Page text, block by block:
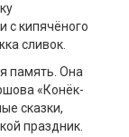
с кипячёного
сливок.
память. Она
«Конёк-
сказки,
праздник.